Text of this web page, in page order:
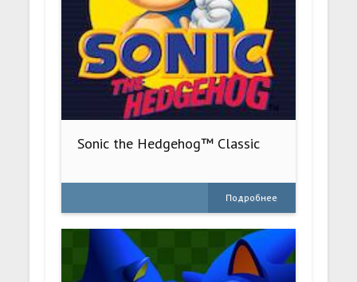
Sonic the Hedgehog™ Classic
Подробнее